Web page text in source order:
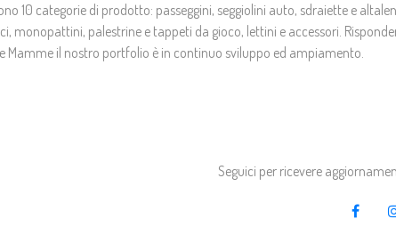
10 categorie di prodotto: passeggini, seggiolini auto, sdraiette e
monopattini, palestrine e tappeti da gioco, lettini e accessori.
Mamme il nostro portfolio è in continuo sviluppo ed ampiamento.
Seguici per ricevere